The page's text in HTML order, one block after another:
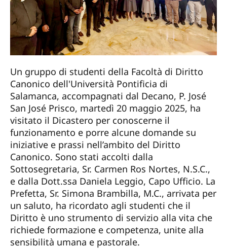
Un gruppo di studenti della Facoltà di Diritto
Canonico dell'Università Pontificia di
Salamanca, accompagnati dal Decano, P. José
San José Prisco, martedì 20 maggio 2025, ha
visitato il Dicastero per conoscerne il
funzionamento e porre alcune domande su
iniziative e prassi nell’ambito del Diritto
Canonico. Sono stati accolti dalla
Sottosegretaria, Sr. Carmen Ros Nortes, N.S.C.,
e dalla Dott.ssa Daniela Leggio, Capo Ufficio. La
Prefetta, Sr. Simona Brambilla, M.C., arrivata per
un saluto, ha ricordato agli studenti che il
Diritto è uno strumento di servizio alla vita che
richiede formazione e competenza, unite alla
sensibilità umana e pastorale.